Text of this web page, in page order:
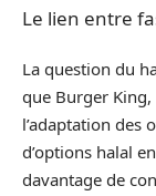
Le lien entre
La question du
que Burger
l’adaptation des
d’options halal
davantage de